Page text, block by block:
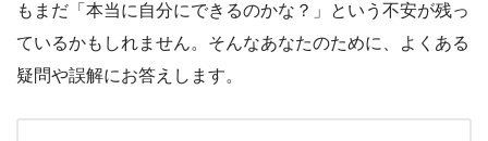
もまだ「本当に自分にできるのかな？」という不安が残っ
ているかもしれません。そんなあなたのために、よくある
疑問や誤解にお答えします。